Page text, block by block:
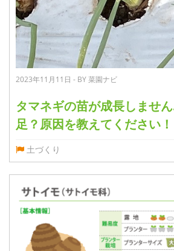
2023年11月11日 - BY 菜園ナビ
タマネギの苗が成長しませ
足？原因を教えてください！
土づくり